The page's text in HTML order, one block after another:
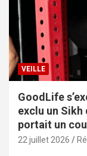
VEILLE
GoodLife
exclu un Sikh
portait un
22 juillet 2026